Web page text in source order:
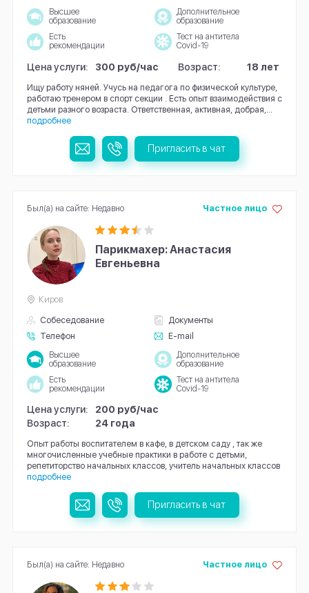
Высшее
образование
Дополнительное
образование
Есть
рекомендации
Тест на антитела
Covid-19
Цена услуги: 300 руб/час Возраст: 18 лет
Ищу работу няней. Учусь на педагога по физической культуре,
работаю тренером в спорт секции . Есть опыт взаимодействия с
детьми разного возраста. Ответственная, активная, добрая,...
подробнее
Пригласить в чат
Парикмахер: Анастасия
Евгеньевна
Собеседование
Документы
Телефон
E-mail
Частное лицо
Киров
Высшее
образование
Дополнительное
образование
Есть
рекомендации
Тест на антитела
Covid-19
Цена услуги:
200 руб/час
Возраст:
24 года
Опыт работы воспитателем в кафе, в детском саду , так же
многочисленные учебные практики в работе с детьми,
репетиторство начальных классов, учитель начальных классов
подробнее
Был(а) на сайте: Недавно
Пригласить в чат
Частное лицо
Был(а) на сайте: Недавно